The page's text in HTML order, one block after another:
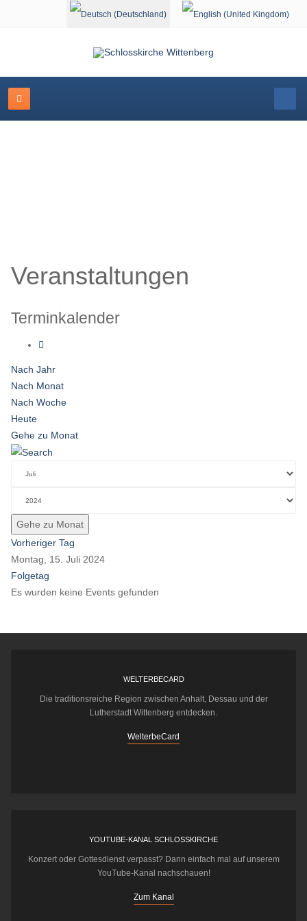
Sprache auswählen
Veranstaltungen
Terminkalender
Nach Jahr
Nach Monat
Nach Woche
Heute
Gehe zu Monat
Gehe zu Monat
Vorheriger Tag
Montag, 15. Juli 2024
Folgetag
Es wurden keine Events gefunden
WELTERBECARD
Die traditionsreiche Region zwischen Anhalt, Dessau und der
Lutherstadt Wittenberg entdecken.
WelterbeCard
YOUTUBE-KANAL SCHLOSSKIRCHE
Konzert oder Gottesdienst verpasst? Dann einfach mal auf unserem
YouTube-Kanal nachschauen!
Zum Kanal